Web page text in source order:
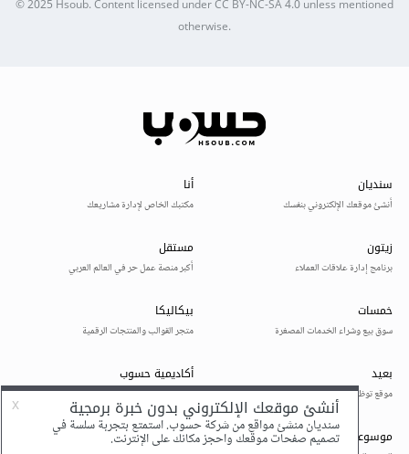
© 2025Hsoub.Content licensed underCC BY-NC-SA 4.0unless mentioned
otherwise.